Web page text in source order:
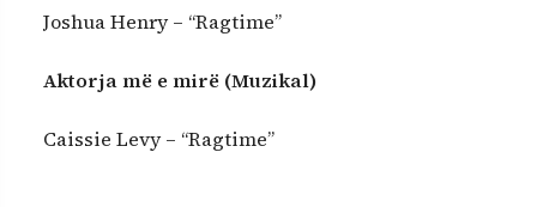
Joshua Henry – “Ragtime”
Aktorja më e mirë (Muzikal)
Caissie Levy – “Ragtime”